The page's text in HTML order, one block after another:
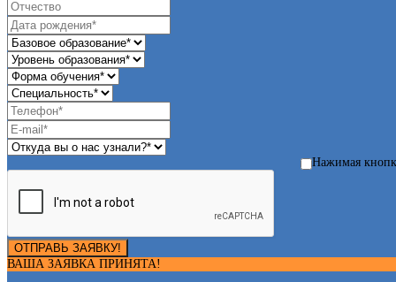
Нажимая
ОТПРАВЬ ЗАЯВКУ!
ВАША ЗАЯВКА ПРИНЯТА!